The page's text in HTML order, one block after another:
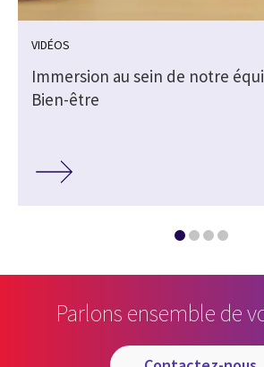
VIDÉOS
Immersion au sein de notre
Bien-être
Parlons ensemble de